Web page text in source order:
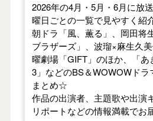
2026年の4月・5月・6月に放
曜日ごとの一覧で見やすく紹
朝ドラ「風、薫る」、岡田将
ブラザーズ」、波瑠×麻生久
曜劇場「GIFT」のほか、「あ
3」などのBS＆WOWOWド
まとめ☆
作品の出演者、主題歌や出演
リポートなどの情報満載でお